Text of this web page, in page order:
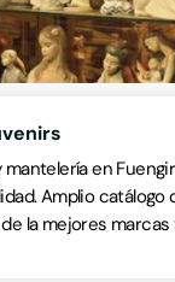
Llamar ahora
en
Amplio catálogo
la mejores